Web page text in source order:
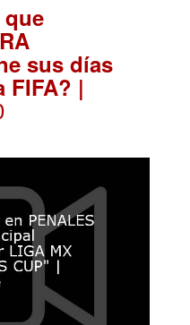
que
sus días
FIFA? |